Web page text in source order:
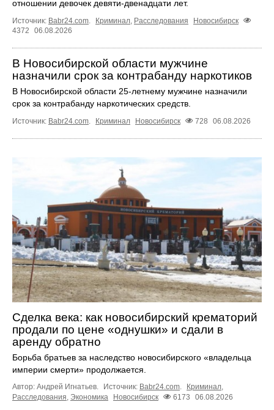
отношении девочек девяти-двенадцати лет.
Источник: Babr24.com. Криминал, Расследования
Новосибирск
4372
06.08.2026
В Новосибирской области мужчине
назначили срок за контрабанду наркотиков
В Новосибирской области 25-летнему мужчине назначили
срок за контрабанду наркотических средств.
Источник: Babr24.com. Криминал Новосибирск 728 06.08.2026
Сделка века: как новосибирский крематорий
продали по цене «однушки» и сдали в
аренду обратно
Борьба братьев за наследство новосибирского «владельца
империи смерти» продолжается.
Автор: Андрей Игнатьев. Источник: Babr24.com. Криминал,
Расследования, Экономика Новосибирск 6173 06.08.2026